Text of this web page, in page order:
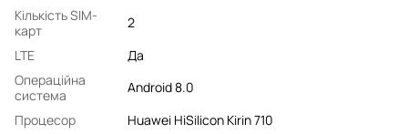
Кількість SIM-
карт
2
LTE
Да
Операційна
система
Android 8.0
Процесор
Huawei HiSilicon Kirin 710